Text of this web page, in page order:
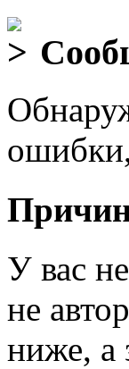
У вас
не
ниже, а